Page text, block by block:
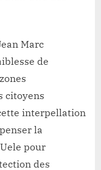
Marc
de
citoyens
interpellation
la
pour
des